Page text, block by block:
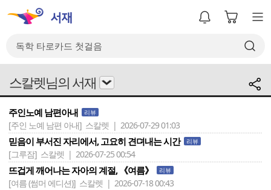
스칼렛님의 서재
주인노예 남편아내 리뷰
[주인 노예 남편 아내] 스칼렛 | 2026-07-29 01:03
믿음이 부서진 자리에서, 고요히 견뎌내는 시간 리뷰
[그루잠] 스칼렛 | 2026-07-25 00:54
뜨겁게 깨어나는 자아의 계절, 《여름》 리뷰
[여름 (썸머 에디션)] 스칼렛 | 2026-07-18 00:43